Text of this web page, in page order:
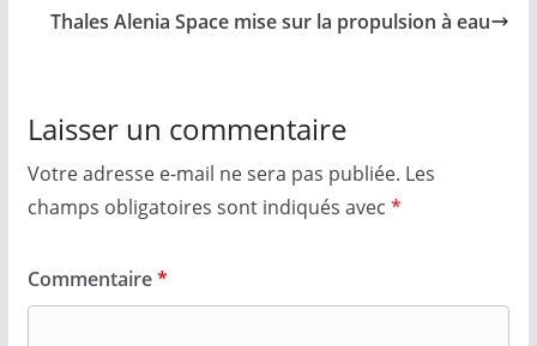
Thales Alenia Space mise sur la propulsion à eau
Laisser un commentaire
Votre adresse e-mail ne sera pas publiée. Les
champs obligatoires sont indiqués avec *
Commentaire*